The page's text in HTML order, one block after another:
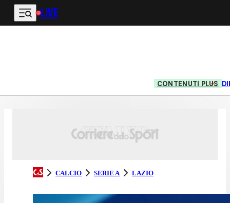
Vai al contenuto principale
LIVE
CONTENUTI PLUS
CALCIO SERIE A LAZIO